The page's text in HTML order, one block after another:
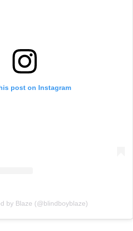
post on Instagram
by Blaze (@blindboyblaze)